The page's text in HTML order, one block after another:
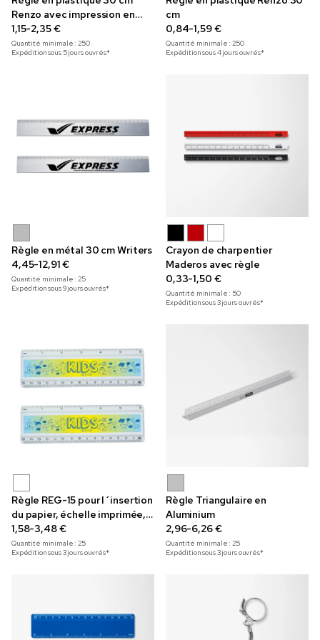
Renzo avec impression en
couleur
1,15-2,35 €
Quantité minimale :250
Expédition sous 5 jours ouvrés*
cm
0,84-1,59 €
Quantité minimale :250
Expédition sous 4 jours ouvrés*
Règle en métal 30 cm Writers
4,45-12,91 €
Quantité minimale :25
Expédition sous 9 jours ouvrés*
Crayon de charpentier
Maderos avec règle
0,33-1,50 €
Quantité minimale : 50
Expédition sous 3 jours ouvrés*
Règle REG-15 pour l´insertion
du papier, échelle imprimée,
15cm
1,58-3,48 €
Quantité minimale :25
Expédition sous 3 jours ouvrés*
Règle Triangulaire en
Aluminium
2,96-6,26 €
Quantité minimale :25
Expédition sous 3 jours ouvrés*